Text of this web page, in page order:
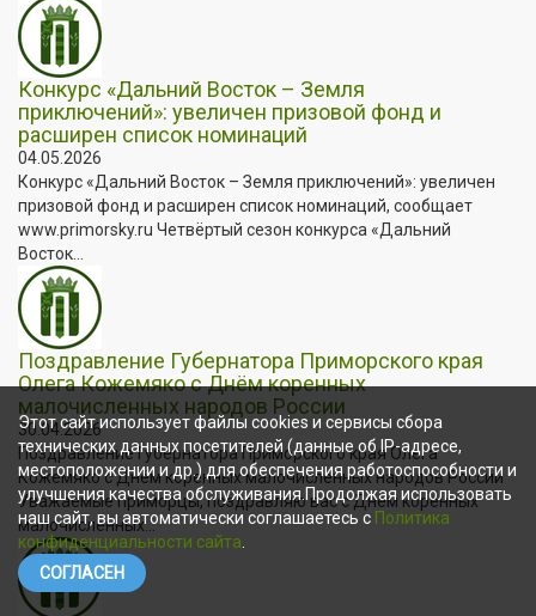
Конкурс «Дальний Восток – Земля
приключений»: увеличен призовой фонд и
расширен список номинаций
04.05.2026
Конкурс «Дальний Восток – Земля приключений»: увеличен
призовой фонд и расширен список номинаций, сообщает
www.primorsky.ru Четвёртый сезон конкурса «Дальний
Восток...
Поздравление Губернатора Приморского края
Олега Кожемяко с Днём коренных
малочисленных народов России
30.04.2026
Поздравление Губернатора Приморского края Олега
Кожемяко с Днём коренных малочисленных народов России
Уважаемые приморцы, поздравляю вас с Днём коренных
малочисленных...
Этот сайт использует файлы cookies и сервисы сбора
технических данных посетителей (данные об IP-адресе,
местоположении и др.) для обеспечения работоспособности и
улучшения качества обслуживания.Продолжая использовать
наш сайт, вы автоматически соглашаетесь с Политика
конфиденциальности сайта
СОГЛАСЕН